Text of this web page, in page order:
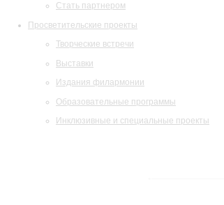
Стать партнером
Просветительские проекты
Творческие встречи
Выставки
Издания филармонии
Образовательные программы
Инклюзивные и специальные проекты